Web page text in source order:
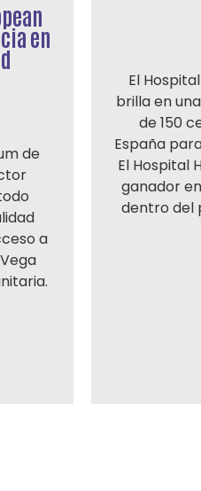
en
de
a
El
brilla en
de 150
España
El Hospital
ganador
dentro del